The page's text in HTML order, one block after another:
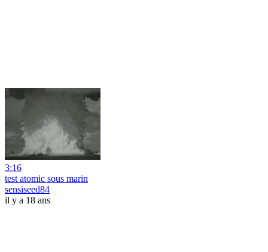
3:16
test atomic sous marin
sensiseed84
il y a 18 ans